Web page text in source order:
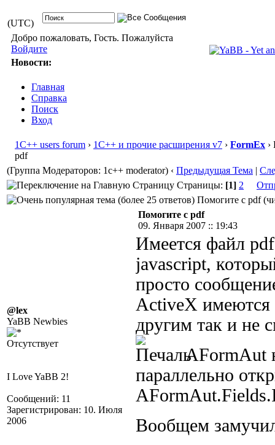
(UTC)
Добро пожаловать, Гость. Пожалуйста
Войдите
Новости:
Главная
Справка
Поиск
Вход
1С++ users forum › 1С++ и прочие расширения v7 › FormEx ›
pdf
(Группа Модераторов: 1c++ moderator) ‹ Предыдущая Тема |
Страницы: [1] 2
Помогите с pdf
@lex
YaBB Newbies
Отсутствует
I Love YaBB 2!
Сообщений: 11
Зарегистрирован: 10. Июля
2006
Помогите с pdf
09. Января 2007 :: 19:43
Имеется файл
javascript,
просто
ActiveX имеются
другим так и не
AFormAut
параллельно
Вообщем